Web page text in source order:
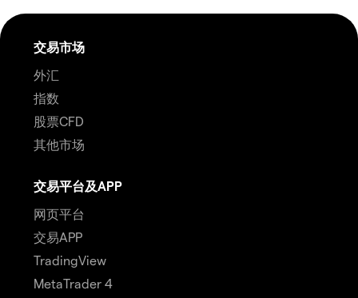
交易市场
外汇
指数
股票CFD
其他市场
交易平台及APP
网页平台
交易APP
TradingView
MetaTrader 4